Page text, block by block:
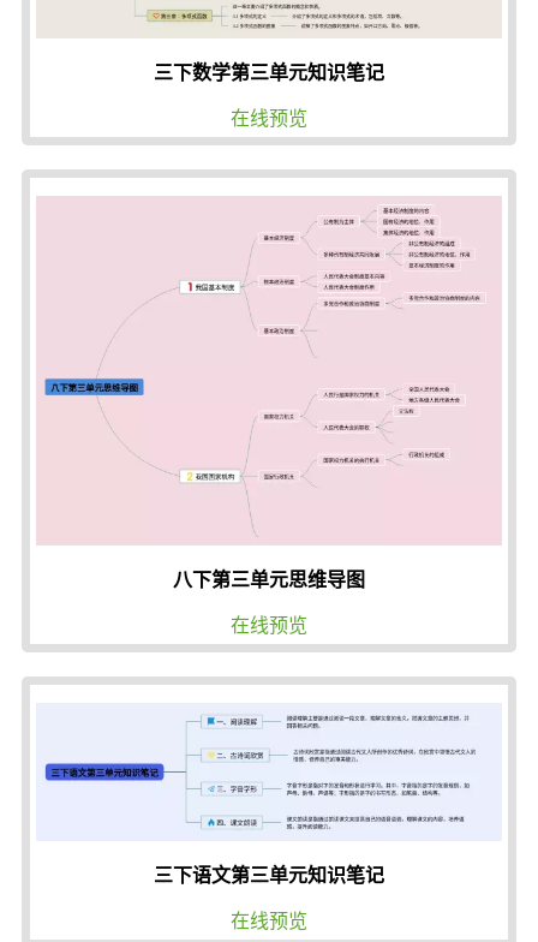
三下数学第三单元知识笔记
在线预览
八下第三单元思维导图
在线预览
三下语文第三单元知识笔记
在线预览